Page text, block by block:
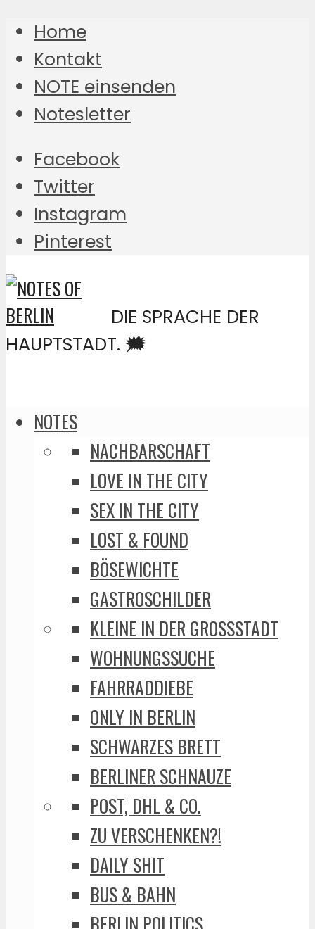
Home
Kontakt
NOTE einsenden
Notesletter
Facebook
Twitter
Instagram
Pinterest
DIE SPRACHE DER
HAUPTSTADT. 🗯️
NOTES
NACHBARSCHAFT
LOVE IN THE CITY
SEX IN THE CITY
LOST & FOUND
BÖSEWICHTE
GASTROSCHILDER
KLEINE IN DER GROSSSTADT
WOHNUNGSSUCHE
FAHRRADDIEBE
ONLY IN BERLIN
SCHWARZES BRETT
BERLINER SCHNAUZE
POST, DHL & CO.
ZU VERSCHENKEN?!
DAILY SHIT
BUS & BAHN
BERLIN POLITICS